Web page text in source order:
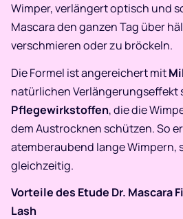
Wimper, verlängert optisch und
Mascara den ganzen Tag über
verschmieren oder zu bröckeln.
Die Formel ist angereichert mit
natürlichen Verlängerungseffekt
Pflegewirkstoffen, die die
dem Austrocknen schützen. So
atemberaubend lange Wimpern,
gleichzeitig.
Vorteile des Etude Dr. Mascara
Lash